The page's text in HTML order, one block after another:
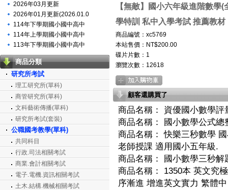
2026年03月更新
2026年01月更新(2026.01.0
114年下學期國小國中高中
114年上學期國小國中高中
113年下學期國小國中高中
商品分類
研究所考試
理工研究所(單科)
商管研究所(單科)
文科藝術傳播(單科)
研究所考試(套裝)
公職國考教學(單科)
共同科目
行政.司法相關考試
商業.會計相關考試
電子.電機.資訊相關考試
土木.結構.機械相關考試
【無敵】國小六年級進階數學
學特訓 私中入學考試 推薦教
商品編號：xc5769
本站售價：NT$200.00
碟片片數：1
瀏覽次數： 12618
顧客還購買了
商品名稱：
資優國小數學評
商品名稱：
國小數學公式總
商品名稱： 快樂三秒數學
老師授課 適用國小五年級.
商品名稱：
國小數學三秒解
商品名稱：
1350本 英文究
序漸進 增進英文實力 繁體中